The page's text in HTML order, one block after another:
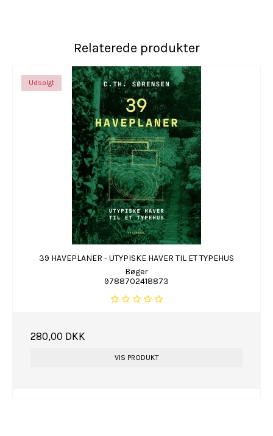
Relaterede produkter
Udsolgt
39 HAVEPLANER - UTYPISKE HAVER TIL ET TYPEHUS
Bøger
9788702418873
280,00 DKK
VIS PRODUKT